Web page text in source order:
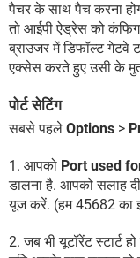
पैचर के साथ पैच करना
तो आईपी ऐड्रेस को
ब्राउजर में डिफॉल्ट गेटवे
एक्सेस करते हुए उसी के
पोर्ट सेटिंग
सबसे पहले Options >
1. आपको Port used
डालना है. आपको सलाह
यूज करें. (हम 45682 का
2. जब भी यूटॉरेंट स्टार्ट